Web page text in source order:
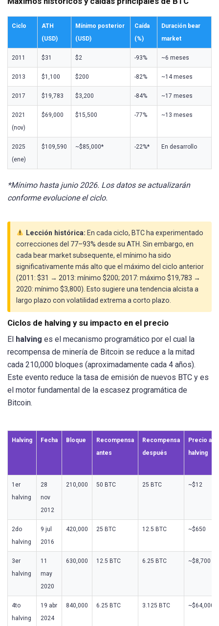
Ciclo
ATH
(USD)
Mínimo posterior
(USD)
Caída
(%)
Duración bear
market
2011 $31 $2 -93% ~6 meses
2013 $1,100 $200 -82% ~14 meses
2017 $19,783 $3,200 -84% ~17 meses
2021
(nov)
$69,000 $15,500 -77% ~13 meses
2025
(ene)
$109,590 ~$85,000* -22%* En desarrollo
*Mínimo hasta junio 2026. Los datos se actualizarán
conforme evolucione el ciclo.
Lección histórica: En cada ciclo, BTC ha experimentado
correcciones del 77–93% desde su ATH. Sin embargo, en
cada bear market subsequente, el mínimo ha sido
significativamente más alto que el máximo del ciclo anterior
(2011: $31 → 2013: mínimo $200; 2017: máximo $19,783 →
2020: mínimo $3,800). Esto sugiere una tendencia alcista a
largo plazo con volatilidad extrema a corto plazo.
Ciclos de halving y su impacto en el precio
El halving es el mecanismo programático por el cual la
recompensa de minería de Bitcoin se reduce a la mitad
cada 210,000 bloques (aproximadamente cada 4 años).
Este evento reduce la tasa de emisión de nuevos BTC y es
el motor fundamental de la escasez programática de
Bitcoin.
Halving Fecha Bloque
Recompensa
antes
Recompensa
después
Precio al
halving
1er
halving
28
nov
2012
210,000 50 BTC 25 BTC ~$12
2do
halving
9 jul
2016
420,000 25 BTC 12.5 BTC ~$650
3er
halving
11
may
2020
630,000 12.5 BTC 6.25 BTC ~$8,700
4to
halving
19 abr
2024
840,000 6.25 BTC 3.125 BTC ~$64,000